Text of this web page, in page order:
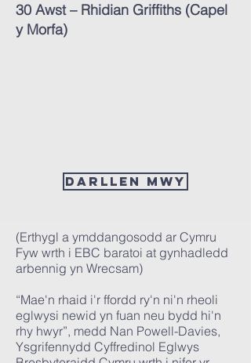
30 Awst – Rhidian Griffiths (Capel
y Morfa)
Darllen mwy
(Erthygl a ymddangosodd ar Cymru
Fyw wrth i EBC baratoi at gynhadledd
arbennig yn Wrecsam)
“Mae'n rhaid i'r ffordd ry'n ni'n rheoli
eglwysi newid yn fuan neu bydd hi'n
rhy hwyr”, medd Nan Powell-Davies,
Ysgrifennydd Cyffredinol Eglwys